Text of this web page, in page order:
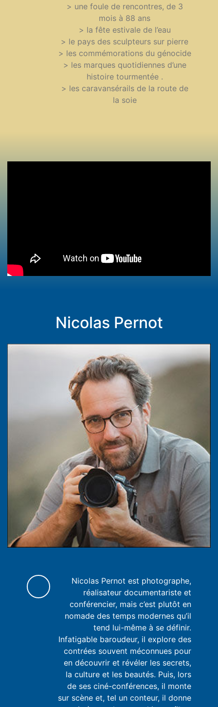
> une foule de rencontres, de 3
mois à 88 ans
> la fête estivale de l’eau
> le pays des sculpteurs sur pierre
> les commémorations du génocide
> les marques quotidiennes d’une
histoire tourmentée .
> les caravansérails de la route de
la soie
Nicolas Pernot
Nicolas Pernot est photographe,
réalisateur documentariste et
conférencier, mais c’est plutôt en
nomade des temps modernes qu’il
tend lui-même à se définir.
Infatigable baroudeur, il explore des
contrées souvent méconnues pour
en découvrir et révéler les secrets,
la culture et les beautés. Puis, lors
de ses ciné-conférences, il monte
sur scène et, tel un conteur, il donne